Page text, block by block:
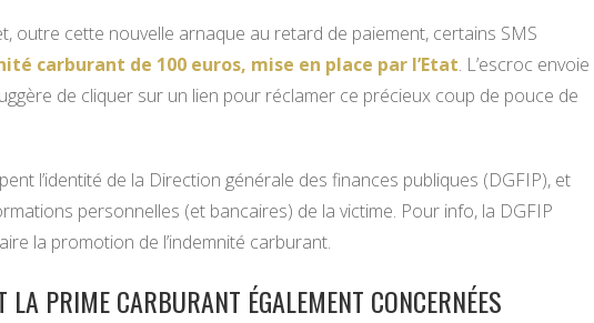
outre cette nouvelle arnaque au retard de paiement, certains SMS
carburant de 100 euros, mise en place par l’Etat. L’escroc envoie
de cliquer sur un lien pour réclamer ce précieux coup de pouce de
l’identité de la Direction générale des finances publiques (DGFIP), et
personnelles (et bancaires) de la victime. Pour info, la DGFIP
la promotion de l’indemnité carburant.
LA PRIME CARBURANT ÉGALEMENT CONCERNÉES